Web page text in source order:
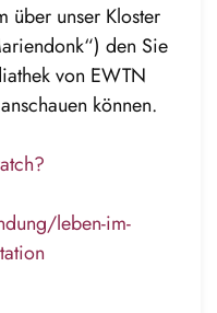
über unser Kloster
den Sie
von EWTN
können.
leben-im-